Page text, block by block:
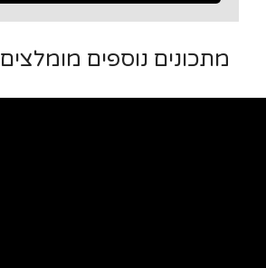
מתכונים נוספים מומלצים